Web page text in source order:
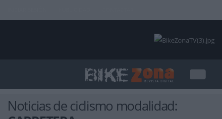
Noticias de ciclismo modalidad: